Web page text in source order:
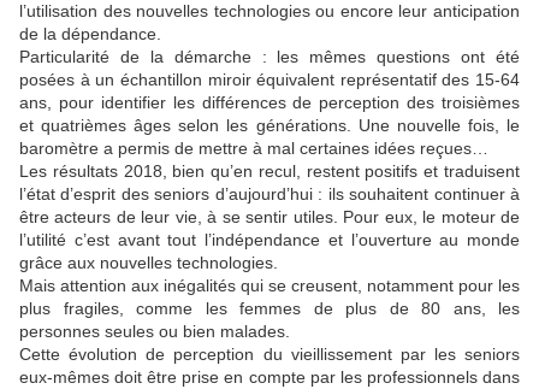
l’utilisation des nouvelles technologies ou encore leur anticipation
de la dépendance.
Particularité de la démarche : les mêmes questions ont été
posées à un échantillon miroir équivalent représentatif des 15-64
ans, pour identifier les différences de perception des troisièmes
et quatrièmes âges selon les générations. Une nouvelle fois, le
baromètre a permis de mettre à mal certaines idées reçues…
Les résultats 2018, bien qu’en recul, restent positifs et traduisent
l’état d’esprit des seniors d’aujourd’hui : ils souhaitent continuer à
être acteurs de leur vie, à se sentir utiles. Pour eux, le moteur de
l’utilité c’est avant tout l’indépendance et l’ouverture au monde
grâce aux nouvelles technologies.
Mais attention aux inégalités qui se creusent, notamment pour les
plus fragiles, comme les femmes de plus de 80 ans, les
personnes seules ou bien malades.
Cette évolution de perception du vieillissement par les seniors
eux-mêmes doit être prise en compte par les professionnels dans